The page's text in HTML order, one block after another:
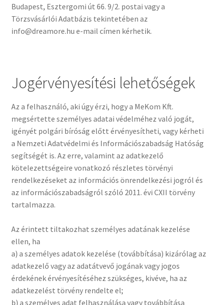
Budapest, Esztergomi út 66. 9/2. postai vagy a
Törzsvásárlói Adatbázis tekintetében az
info@dreamore.hu e-mail címen kérhetik.
Jogérvényesítési lehetőségek
Az a felhasználó, aki úgy érzi, hogy a MeKom Kft.
megsértette személyes adatai védelméhez való jogát,
igényét polgári bíróság előtt érvényesítheti, vagy kérheti
a Nemzeti Adatvédelmi és Információszabadság Hatóság
segítségét is. Az erre, valamint az adatkezelő
kötelezettségeire vonatkozó részletes törvényi
rendelkezéseket az információs önrendelkezési jogról és
az információszabadságról szóló 2011. évi CXII törvény
tartalmazza.
Az érintett tiltakozhat személyes adatának kezelése
ellen, ha
a) a személyes adatok kezelése (továbbítása) kizárólag az
adatkezelő vagy az adatátvevő jogának vagy jogos
érdekének érvényesítéséhez szükséges, kivéve, ha az
adatkezelést törvény rendelte el;
b) a személyes adat felhasználása vagy továbbítása